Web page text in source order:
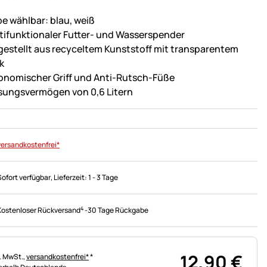
wählbar: blau, weiß
Futter- und Wasserspender
aus recyceltem Kunststoff mit transparentem
Griff und Anti-Rutsch-Füße
von 0,6 Litern
verfügbar, Lieferzeit:1 - 3 Tage
Rückversand4-30 Tage Rückgabe
MwSt.,versandkostenfrei**
12,90€